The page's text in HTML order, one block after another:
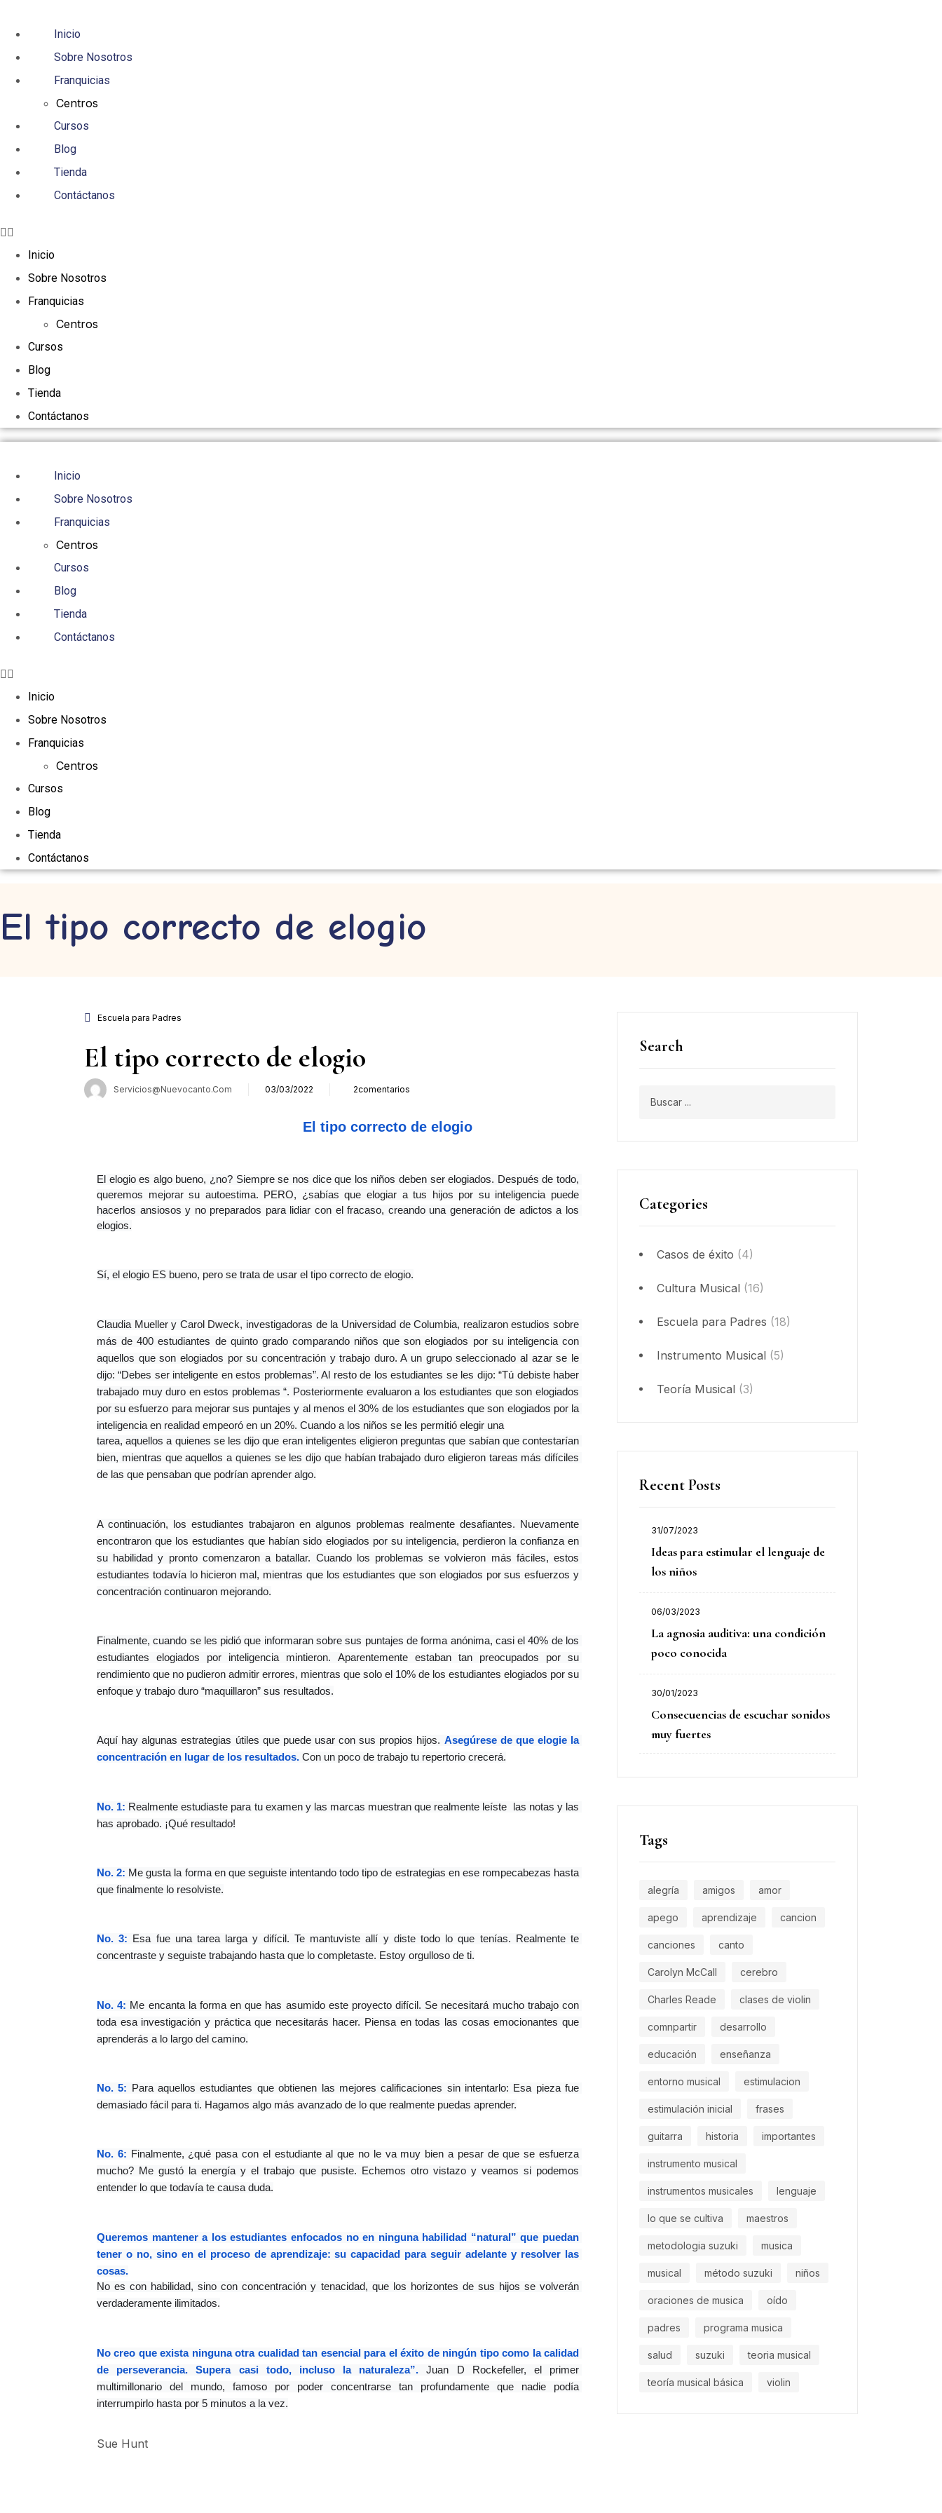
Inicio
Sobre Nosotros
Franquicias
Centros
Cursos
Blog
Tienda
Contáctanos
Inicio
Sobre Nosotros
Franquicias
Centros
Cursos
Blog
Tienda
Contáctanos
Inicio
Sobre Nosotros
Franquicias
Centros
Cursos
Blog
Tienda
Contáctanos
Inicio
Sobre Nosotros
Franquicias
Centros
Cursos
Blog
Tienda
Contáctanos
El tipo correcto de elogio
Search
Categories
Casos de éxito (4)
Cultura Musical (16)
Escuela para Padres (18)
Instrumento Musical (5)
Teoría Musical (3)
Recent Posts
el
31/07/2023
Ideas para estimular el lenguaje de
los niños
06/03/2023
La agnosia auditiva: una condición
poco conocida
30/01/2023
Consecuencias de escuchar sonidos
muy fuertes
Tags
alegría amigos amor
apego aprendizaje cancion
canciones canto
Carolyn McCall cerebro
Charles Reade clases de violin
comnpartir desarrollo
educación enseñanza
entorno musical estimulacion
estimulación inicial frases
guitarra historia importantes
instrumento musical
instrumentos musicales lenguaje
lo que se cultiva maestros
metodologia suzuki musica
musical método suzuki niños
oraciones de musica oído
padres programa musica
salud suzuki teoria musical
teoría musical básica violin
Escuela para Padres
El tipo correcto de elogio
Servicios@nuevocanto.com
Publicado
03/03/2022 2comentarios
                 El tipo correcto de elogio
El elogio es algo bueno, ¿no? Siempre se nos dice que los niños deben ser elogiados. Después de todo,
queremos mejorar su autoestima. PERO, ¿sabías que elogiar a tus hijos por su inteligencia puede
hacerlos ansiosos y no preparados para lidiar con el fracaso, creando una generación de adictos a los
elogios.
Sí, el elogio ES bueno, pero se trata de usar el tipo correcto de elogio.
Claudia Mueller y Carol Dweck, investigadoras de la Universidad de Columbia, realizaron estudios sobre
más de 400 estudiantes de quinto grado comparando niños que son elogiados por su inteligencia con
aquellos que son elogiados por su concentración y trabajo duro. A un grupo seleccionado al azar se le
dijo: “Debes ser inteligente en estos problemas”. Al resto de los estudiantes se les dijo: “Tú debiste haber
trabajado muy duro en estos problemas “. Posteriormente evaluaron a los estudiantes que son elogiados
por su esfuerzo para mejorar sus puntajes y al menos el 30% de los estudiantes que son elogiados por la
inteligencia en realidad empeoró en un 20%. Cuando a los niños se les permitió elegir una
tarea, aquellos a quienes se les dijo que eran inteligentes eligieron preguntas que sabían que contestarían
bien, mientras que aquellos a quienes se les dijo que habían trabajado duro eligieron tareas más difíciles
de las que pensaban que podrían aprender algo.
A continuación, los estudiantes trabajaron en algunos problemas realmente desafiantes. Nuevamente
encontraron que los estudiantes que habían sido elogiados por su inteligencia, perdieron la confianza en
su habilidad y pronto comenzaron a batallar. Cuando los problemas se volvieron más fáciles, estos
estudiantes todavía lo hicieron mal, mientras que los estudiantes que son elogiados por sus esfuerzos y
concentración continuaron mejorando.
Finalmente, cuando se les pidió que informaran sobre sus puntajes de forma anónima, casi el 40% de los
estudiantes elogiados por inteligencia mintieron. Aparentemente estaban tan preocupados por su
rendimiento que no pudieron admitir errores, mientras que solo el 10% de los estudiantes elogiados por su
enfoque y trabajo duro “maquillaron” sus resultados.
Aquí hay algunas estrategias útiles que puede usar con sus propios hijos. Asegúrese de que elogie la
concentración en lugar de los resultados. Con un poco de trabajo tu repertorio crecerá.
No. 1: Realmente estudiaste para tu examen y las marcas muestran que realmente leíste  las notas y las
has aprobado. ¡Qué resultado!
No. 2: Me gusta la forma en que seguiste intentando todo tipo de estrategias en ese rompecabezas hasta
que finalmente lo resolviste.
No. 3: Esa fue una tarea larga y difícil. Te mantuviste allí y diste todo lo que tenías. Realmente te
concentraste y seguiste trabajando hasta que lo completaste. Estoy orgulloso de ti.
No. 4: Me encanta la forma en que has asumido este proyecto difícil. Se necesitará mucho trabajo con
toda esa investigación y práctica que necesitarás hacer. Piensa en todas las cosas emocionantes que
aprenderás a lo largo del camino.
No. 5: Para aquellos estudiantes que obtienen las mejores calificaciones sin intentarlo: Esa pieza fue
demasiado fácil para ti. Hagamos algo más avanzado de lo que realmente puedas aprender.
No. 6: Finalmente, ¿qué pasa con el estudiante al que no le va muy bien a pesar de que se esfuerza
mucho? Me gustó la energía y el trabajo que pusiste. Echemos otro vistazo y veamos si podemos
entender lo que todavía te causa duda.
Queremos mantener a los estudiantes enfocados no en ninguna habilidad “natural” que puedan
tener o no, sino en el proceso de aprendizaje: su capacidad para seguir adelante y resolver las
cosas.
No es con habilidad, sino con concentración y tenacidad, que los horizontes de sus hijos se volverán
verdaderamente ilimitados.
No creo que exista ninguna otra cualidad tan esencial para el éxito de ningún tipo como la calidad
de perseverancia. Supera casi todo, incluso la naturaleza”. Juan D Rockefeller, el primer
multimillonario del mundo, famoso por poder concentrarse tan profundamente que nadie podía
interrumpirlo hasta por 5 minutos a la vez.
Sue Hunt